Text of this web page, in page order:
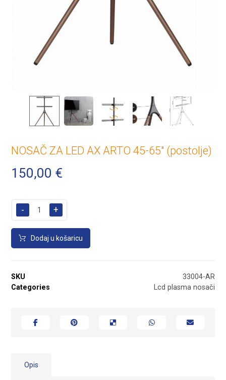
NOSAČ ZA LED AX ARTO 45-65″ (postolje)
150,00 €
- +
Dodaj u košaricu
SKU
33004-AR
Categories
Lcd plasma nosači
Opis